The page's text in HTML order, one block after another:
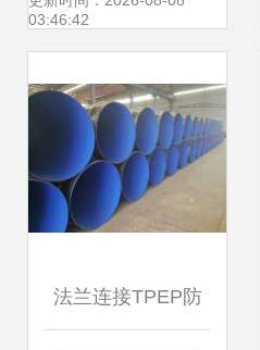
03:46:42
法兰连接TPEP防